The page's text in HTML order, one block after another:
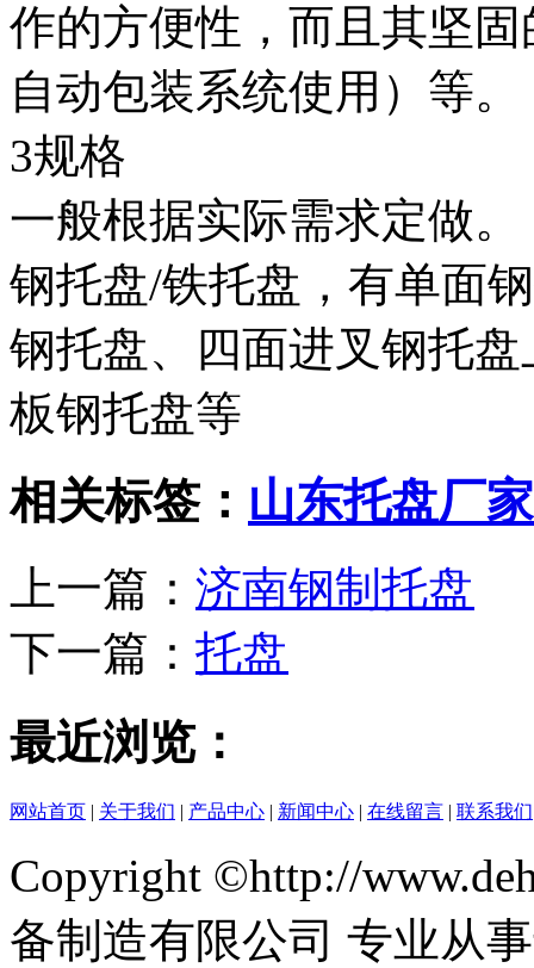
作的方便性，而且其坚
自动包装系统使用）等。
3规格
一般根据实际需求定做。
钢托盘/铁托盘，有单面
钢托盘、四面进叉钢托
板钢托盘等
相关标签： 山东托盘厂家
上一篇： 济南钢制托盘
下一篇： 托盘
最近浏览：
网站首页 | 关于我们 | 产品中心 | 新闻中心 | 在线留言 | 联系我们
Copyright ©http://
备制造有限公司 专业从